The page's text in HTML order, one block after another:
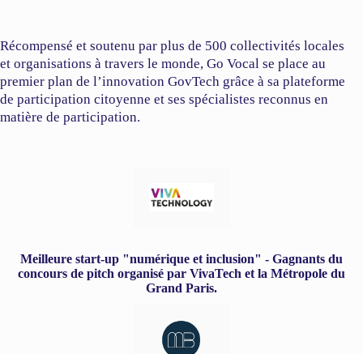
Récompensé et soutenu par plus de 500 collectivités locales
et organisations à travers le monde, Go Vocal se place au
premier plan de l’innovation GovTech grâce à sa plateforme
de participation citoyenne et ses spécialistes reconnus en
matière de participation.
Meilleure start-up "numérique et inclusion" - Gagnants du
concours de pitch organisé par VivaTech et la Métropole du
Grand Paris.